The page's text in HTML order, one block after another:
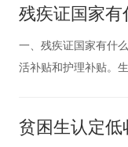
恢复视力者(或经医疗
的)。(二)听力残
残疾证国家有
一、残疾证国家有什
活补贴和护理补贴。
人。家庭人均收入在
贫困生认定低